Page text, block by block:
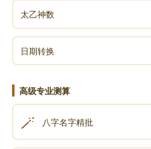
太乙神数
日期转换
高级专业测算
🪄 八字名字精批